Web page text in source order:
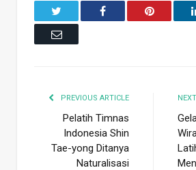
Facebook Pinterest
Email
PREVIOUS ARTICLE
Pelatih Timnas
Indonesia Shin
Tae-yong Ditanya
Naturalisasi